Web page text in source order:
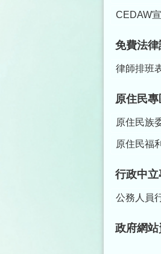
CEDAW
免費法
律師排班
原住民專
原住民族
原住民福
行政中立
公務人員
政府網